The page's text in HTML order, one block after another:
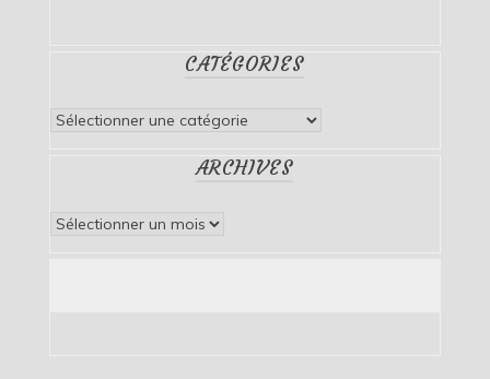
CATÉGORIES
Catégories
ARCHIVES
Archives